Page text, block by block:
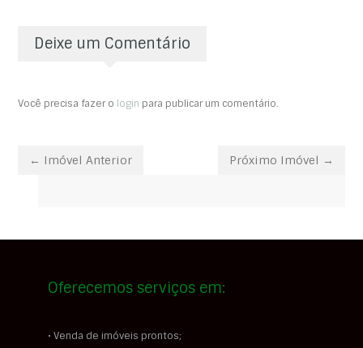
Deixe um Comentário
Você precisa fazer o login para publicar um comentário.
← Imóvel Anterior Próximo Imóvel →
Oferecemos serviços em:
• Venda de imóveis prontos;